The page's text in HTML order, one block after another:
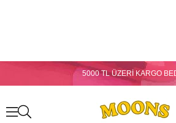
5000 TL ÜZERİ KARGO